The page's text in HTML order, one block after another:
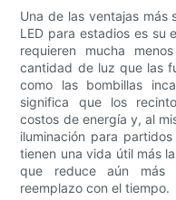
Una de las ventajas más
LED para estadios es su
requieren mucha
cantidad de luz que las
como las bombillas
significa que los
costos de energía y, al
iluminación para
tienen una vida útil más
que reduce aún más
reemplazo con el tiempo.